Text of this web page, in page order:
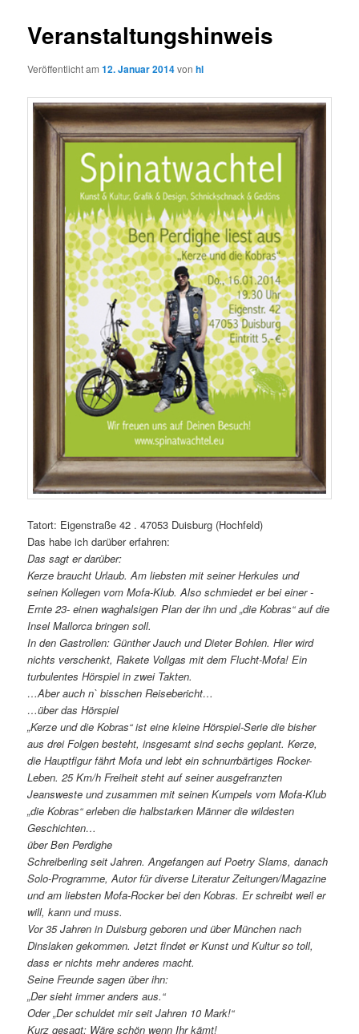
Veranstaltungshinweis
Veröffentlicht am12. Januar 2014vonhl
Tatort: Eigenstraße 42 . 47053 Duisburg (Hochfeld)
Das habe ich darüber erfahren:
Das sagt er darüber:
Kerze braucht Urlaub. Am liebsten mit seiner Herkules und
seinen Kollegen vom Mofa-Klub. Also schmiedet er bei einer -
Ernte 23- einen waghalsigen Plan der ihn und „die Kobras“ auf die
Insel Mallorca bringen soll.
In den Gastrollen: Günther Jauch und Dieter Bohlen. Hier wird
nichts verschenkt, Rakete Vollgas mit dem Flucht-Mofa! Ein
turbulentes Hörspiel in zwei Takten.
…Aber auch n` bisschen Reisebericht…
…über das Hörspiel
„Kerze und die Kobras“ ist eine kleine Hörspiel-Serie die bisher
aus drei Folgen besteht, insgesamt sind sechs geplant. Kerze,
die Hauptfigur fährt Mofa und lebt ein schnurrbärtiges Rocker-
Leben. 25 Km/h Freiheit steht auf seiner ausgefranzten
Jeansweste und zusammen mit seinen Kumpels vom Mofa-Klub
„die Kobras“ erleben die halbstarken Männer die wildesten
Geschichten…
über Ben Perdighe
Schreiberling seit Jahren. Angefangen auf Poetry Slams, danach
Solo-Programme, Autor für diverse Literatur Zeitungen/Magazine
und am liebsten Mofa-Rocker bei den Kobras. Er schreibt weil er
will, kann und muss.
Vor 35 Jahren in Duisburg geboren und über München nach
Dinslaken gekommen. Jetzt findet er Kunst und Kultur so toll,
dass er nichts mehr anderes macht.
Seine Freunde sagen über ihn:
„Der sieht immer anders aus.“
Oder „Der schuldet mir seit Jahren 10 Mark!“
Kurz gesagt: Wäre schön wenn Ihr kämt!